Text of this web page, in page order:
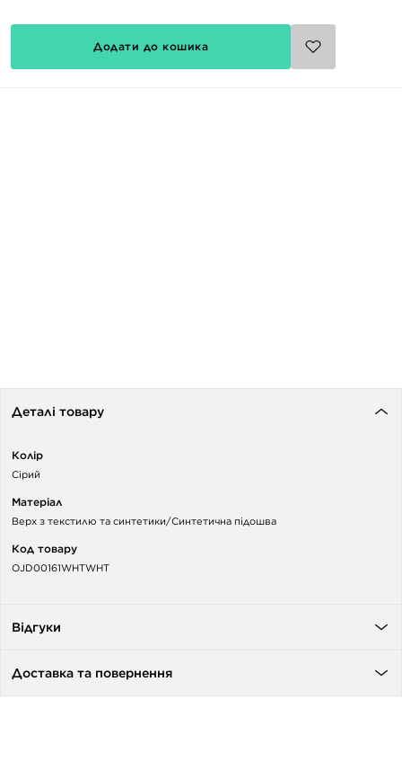
Додати до кошика
Деталі товару
Колір
Сірий
Матеріал
Верх з текстилю та синтетики/Синтетична підошва
Код товару
OJD00161WHTWHT
Відгуки
Доставка та повернення